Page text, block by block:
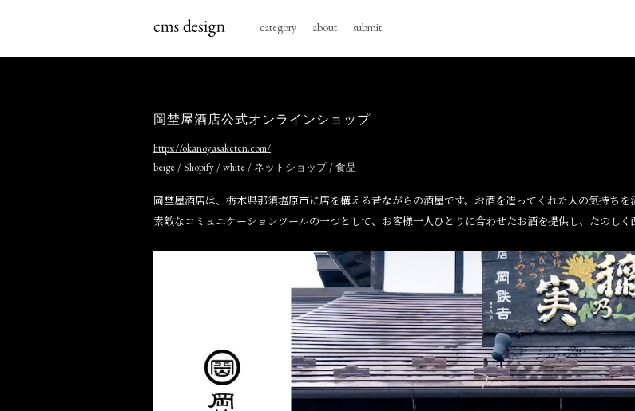
category about submit
岡埜屋酒店公式オンラインショップ
https://okanoyasaketen.com/
beige / Shopify /white / ネットショップ/食品
岡埜屋酒店は、栃木県那須塩原市に店を構える昔ながらの酒屋です。お酒を造ってくれた人の気持ち
素敵なコミュニケーションツールの一つとして、お客様一人ひとりに合わせたお酒を提供し、たのしく